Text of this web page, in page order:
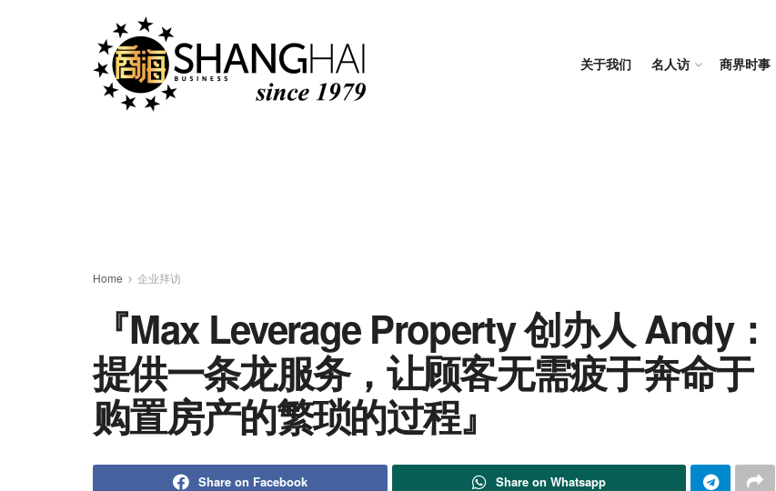
关于我们 名人访 商界时事
Home 企业拜访
『Max Leverage Property 创办人 Andy：
提供一条龙服务，让顾客无需疲于奔命于
购置房产的繁琐的过程』
Share on Facebook Share on Whatsapp